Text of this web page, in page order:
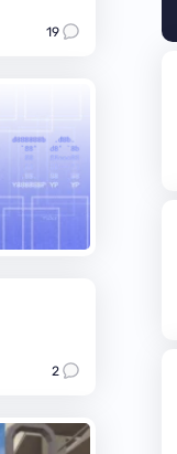
19
2